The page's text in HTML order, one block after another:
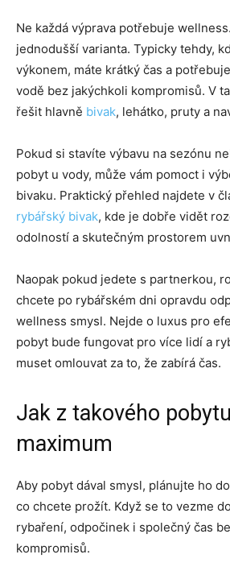
Ne každá výprava potřebuje
jednodušší varianta. Typicky tehdy,
výkonem, máte krátký čas a
vodě bez jakýchkoli kompromisů. V
řešit hlavně bivak, lehátko, pruty a
Pokud si stavíte výbavu na sezónu
pobyt u vody, může vám pomoct i
bivaku. Praktický přehled najdete v
rybářský bivak, kde je dobře vidět
odolností a skutečným prostorem
Naopak pokud jedete s partnerkou,
chcete po rybářském dni opravdu
wellness smysl. Nejde o luxus pro
pobyt bude fungovat pro více lidí a
muset omlouvat za to, že zabírá čas.
Jak z takového
maximum
Aby pobyt dával smysl, plánujte ho
co chcete prožít. Když se to vezme
rybaření, odpočinek i společný čas
kompromisů.